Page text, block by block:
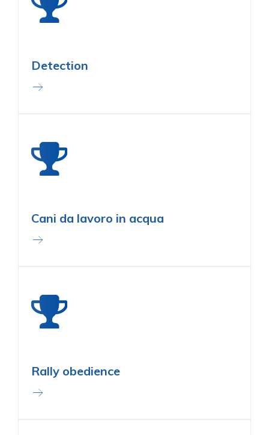
Detection
Cani da lavoro in acqua
Rally obedience